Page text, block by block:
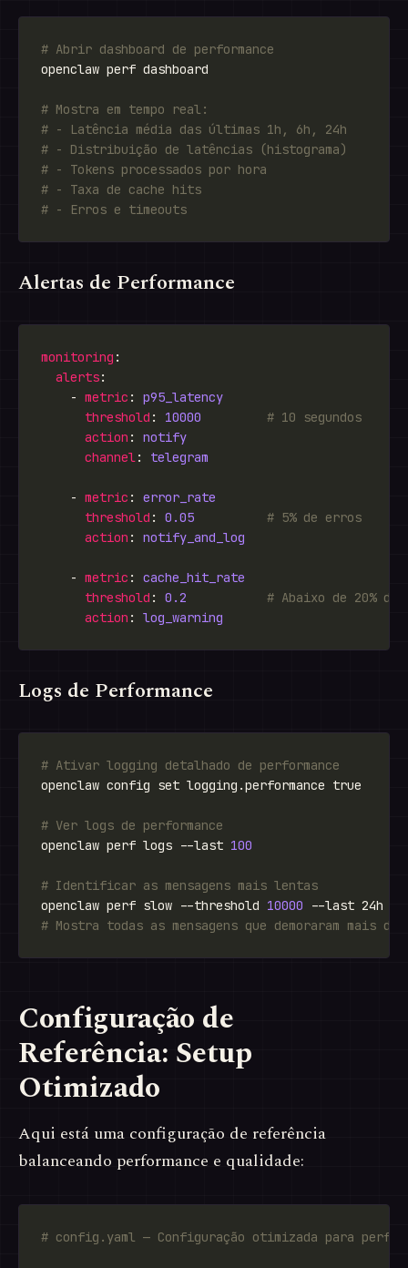
# Abrir dashboard de performance
# Mostra em tempo real:
# - Latência média das últimas 1h, 6h, 24h
# - Distribuição de latências (histograma)
# - Tokens processados por hora
# - Taxa de cache hits
# - Erros e timeouts
Alertas de Performance
monitoring
alerts
    -
metric : p95_latency
threshold : 10000
# 10 segundos
action : notify
channel: telegram
    -
metric : error_rate
threshold : 0.05
# 5% de erros
action : notify_and_log
    -
metric : cache_hit_rate
threshold : 0.2
# Abaixo de 20%
action : log_warning
Logs de Performance
# Ativar logging detalhado de performance
# Ver logs de performance
openclaw perf logs --last 100
# Identificar as mensagens mais lentas
openclaw perf slow --threshold 10000
# Mostra todas as mensagens que demoraram mais
Configuração de
Referência: Setup
Otimizado
Aqui está uma configuração de referência
balanceando performance e qualidade:
# config.yaml — Configuração otimizada para